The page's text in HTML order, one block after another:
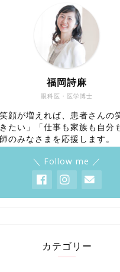
眼科医・医学博士
福岡詩麻
顔が増えれば、患者さんの
きたい」「仕事も家族も自分
のみなさまを応援します。
＼ Follow me ／
カテゴリー